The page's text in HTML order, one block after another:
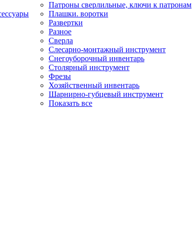
Патроны сверлильные, ключи к патронам
Плашки. воротки
Развертки
Разное
Сверла
Слесарно-монтажный инструмент
Снегоуборочный инвентарь
Столярный инструмент
Фрезы
Хозяйственный инвентарь
Шарнирно-губцевый инструмент
Показать все